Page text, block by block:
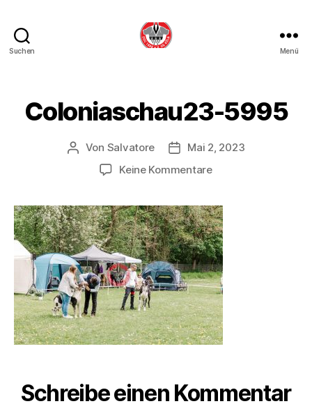
Suchen Menü
Coloniaschau23-5995
Beitragsautor
Von Salvatore Beitragsdatum
Mai 2, 2023
Keine Kommentarezu
Schreibe einen Kommentar